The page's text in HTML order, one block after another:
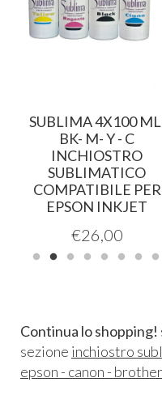
SUBLIMA 4X100
BK- M- Y - C
INCHIOSTRO
SUBLIMATICO
COMPATIBILE PER
EPSON INKJET
€26,00
Continua lo shopping!
sezione inchiostro
epson - canon - brother